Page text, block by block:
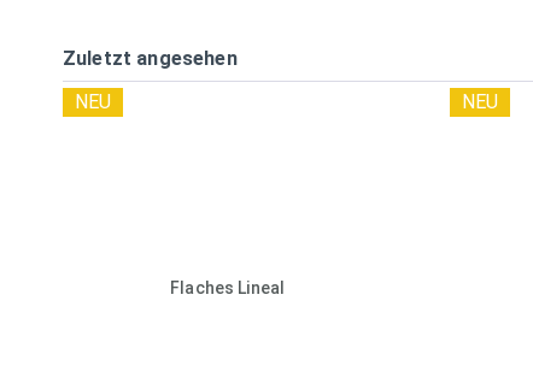
Zuletzt angesehen
Flaches Lineal
NEU NEU